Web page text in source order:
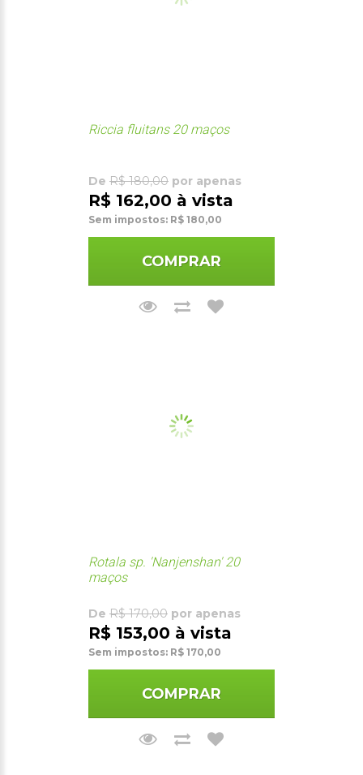
Riccia fluitans 20 maços
De R$ 180,00 por apenas
R$ 162,00 à vista
Sem impostos: R$ 180,00
COMPRAR
Rotala sp. 'Nanjenshan' 20
maços
De R$ 170,00 por apenas
R$ 153,00 à vista
Sem impostos: R$ 170,00
COMPRAR